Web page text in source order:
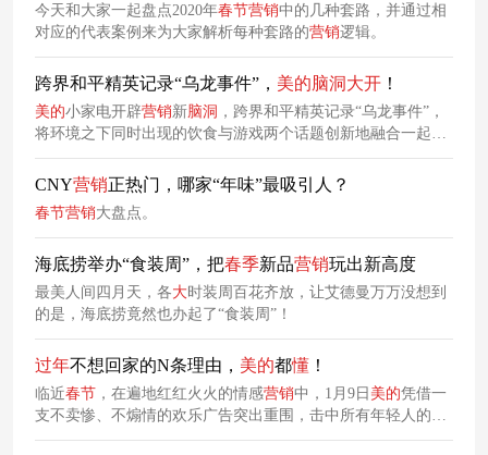
今天和大家一起盘点2020年春节营销中的几种套路，并通过相
对应的代表案例来为大家解析每种套路的营销逻辑。
跨界和平精英记录“乌龙事件”， 美的脑洞大开 ！
美的小家电开辟营销新脑洞 ，跨界和平精英记录“乌龙事件”，
将环境之下同时出现的饮食与游戏两个话题创新地融合一起，
以脑洞跨界迎接这个团聚为核心的牛年春节。
CNY营销正热门，哪家“年味”最吸引人？
春节营销大盘点。
海底捞举办“食装周”，把春季新品营销玩出新高度
最美人间四月天，各大时装周百花齐放，让艾德曼万万没想到
的是，海底捞竟然也办起了“食装周”！
过年不想回家的N条理由， 美的都懂 ！
临近春节 ，在遍地红红火火的情感营销中，1月9日 美的凭借一
支不卖惨、不煽情的欢乐广告突出重围，击中所有年轻人的
心。